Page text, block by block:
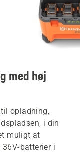
med høj
opladning,
i din
muligt at
batterier i